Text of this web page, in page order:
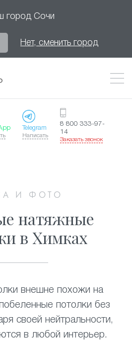
город Сочи
Нет, сменить город
Telegram
Написать
8 800 333-97-
14
Заказать звонок
И ФОТО
натяжные
в Химках
внешне похожи на
потолки без
своей нейтральности,
в любой интерьер.